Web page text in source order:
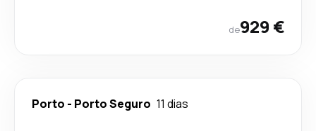
de929 €
Porto - Porto Seguro 11 dias